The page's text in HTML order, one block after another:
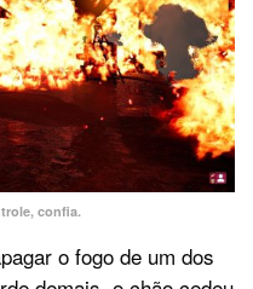
confia.
o fogo de um dos